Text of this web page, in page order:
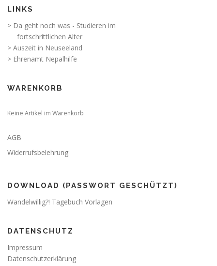
LINKS
> Da geht noch was - Studieren im
fortschrittlichen Alter
> Auszeit in Neuseeland
> Ehrenamt Nepalhilfe
WARENKORB
Keine Artikel im Warenkorb
AGB
Widerrufsbelehrung
DOWNLOAD (PASSWORT GESCHÜTZT)
Wandelwillig?! Tagebuch Vorlagen
DATENSCHUTZ
Impressum
Datenschutzerklärung